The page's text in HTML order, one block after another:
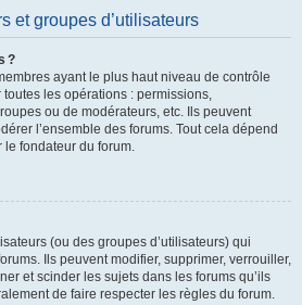
et groupes d’utilisateurs
?
ayant le plus haut niveau de contrôle
les opérations : permissions,
ou de modérateurs, etc. Ils peuvent
l’ensemble des forums. Tout cela dépend
fondateur du forum.
(ou des groupes d’utilisateurs) qui
Ils peuvent modifier, supprimer, verrouiller,
et scinder les sujets dans les forums qu’ils
de faire respecter les règles du forum.